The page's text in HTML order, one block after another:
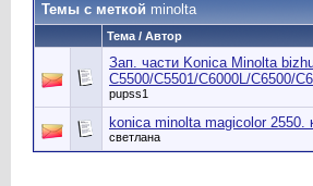
Темы с меткой minolta
Тема / Автор
Зап. части Konica Minolta
С5500/C5501/C6000L/C6500/
pupss1
konica minolta magicolor 2550.
светлана